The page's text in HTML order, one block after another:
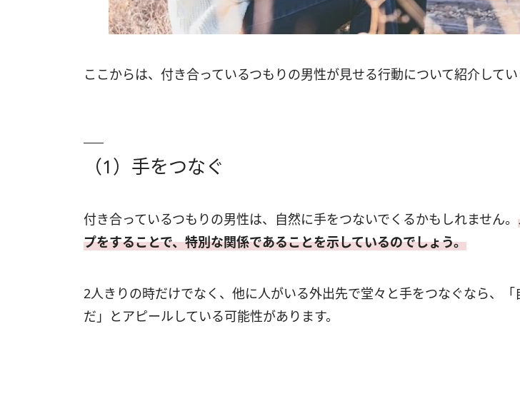
ここからは、付き合っているつもりの男性が見せる行動について紹介してい
（1）手をつなぐ
付き合っているつもりの男性は、自然に手をつないでくるかもしれません。
プをすることで、特別な関係であることを示しているのでしょう。
2人きりの時だけでなく、他に人がいる外出先で堂々と手をつなぐなら、「
だ」とアピールしている可能性があります。